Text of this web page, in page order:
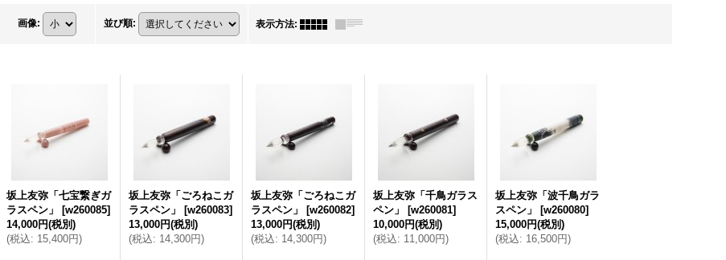
画像: 並び順: 表示方法:
坂上友弥「七宝繋ぎガ
ラスペン」
[w260085]
14,000円(税別)
(税込: 15,400円)
坂上友弥「ごろねこガ
ラスペン」
[w260083]
13,000円(税別)
(税込: 14,300円)
坂上友弥「ごろねこガ
ラスペン」
[w260082]
13,000円(税別)
(税込: 14,300円)
坂上友弥「千鳥ガラス
ペン」
[w260081]
10,000円(税別)
(税込: 11,000円)
坂上友弥「波千鳥ガラ
スペン」
[w260080]
15,000円(税別)
(税込: 16,500円)